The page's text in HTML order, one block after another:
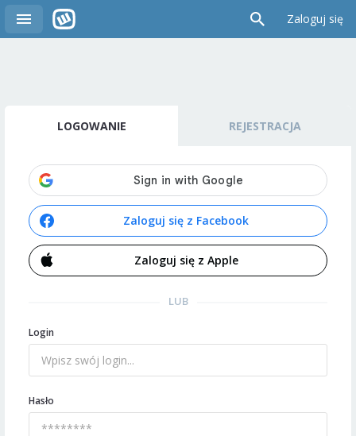
Zaloguj się
LOGOWANIE REJESTRACJA
Zaloguj się z Facebook
Zaloguj się z Apple
LUB
Login
Hasło